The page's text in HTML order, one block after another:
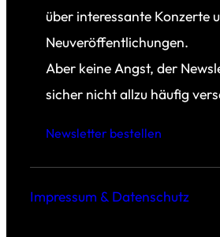
über interessante Konzerte
Neuveröffentlichungen.
Aber keine Angst, der
sicher nicht allzu häufig
Newsletter bestellen
Impressum & Datenschutz